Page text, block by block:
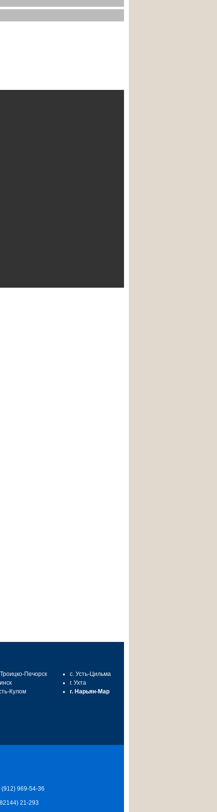
Троицко-Печорск
Кулом
с. Усть-Цильма
г. Ухта
г. Нарьян-Мар
(912) 969-54-36
21-293